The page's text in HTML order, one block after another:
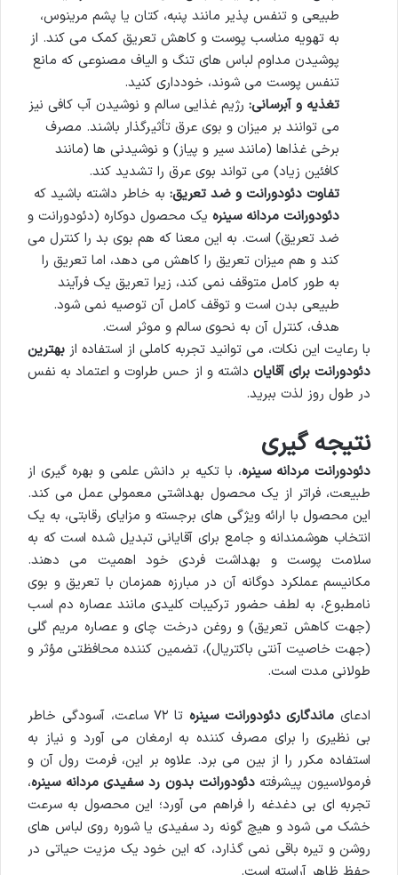
طبیعی و تنفس پذیر مانند پنبه، کتان یا پشم مرینوس،
به تهویه مناسب پوست و کاهش تعریق کمک می کند. از
پوشیدن مداوم لباس های تنگ و الیاف مصنوعی که مانع
تنفس پوست می شوند، خودداری کنید.
تغذیه و آبرسانی: رژیم غذایی سالم و نوشیدن آب کافی نیز
می توانند بر میزان و بوی عرق تأثیرگذار باشند. مصرف
برخی غذاها (مانند سیر و پیاز) و نوشیدنی ها (مانند
کافئین زیاد) می تواند بوی عرق را تشدید کند.
تفاوت دئودورانت و ضد تعریق: به خاطر داشته باشید که
دئودورانت مردانه سینره یک محصول دوکاره (دئودورانت و
ضد تعریق) است. به این معنا که هم بوی بد را کنترل می
کند و هم میزان تعریق را کاهش می دهد، اما تعریق را
به طور کامل متوقف نمی کند، زیرا تعریق یک فرآیند
طبیعی بدن است و توقف کامل آن توصیه نمی شود.
هدف، کنترل آن به نحوی سالم و موثر است.
با رعایت این نکات، می توانید تجربه کاملی از استفاده از بهترین
دئودورانت برای آقایان داشته و از حس طراوت و اعتماد به نفس
در طول روز لذت ببرید.
نتیجه گیری
دئودورانت مردانه سینره، با تکیه بر دانش علمی و بهره گیری از
طبیعت، فراتر از یک محصول بهداشتی معمولی عمل می کند.
این محصول با ارائه ویژگی های برجسته و مزایای رقابتی، به یک
انتخاب هوشمندانه و جامع برای آقایانی تبدیل شده است که به
سلامت پوست و بهداشت فردی خود اهمیت می دهند.
مکانیسم عملکرد دوگانه آن در مبارزه همزمان با تعریق و بوی
نامطبوع، به لطف حضور ترکیبات کلیدی مانند عصاره دم اسب
(جهت کاهش تعریق) و روغن درخت چای و عصاره مریم گلی
(جهت خاصیت آنتی باکتریال)، تضمین کننده محافظتی مؤثر و
طولانی مدت است.
ادعای ماندگاری دئودورانت سینره
تا ۷۲ ساعت، آسودگی خاطر
بی نظیری را برای مصرف کننده به ارمغان می آورد و نیاز به
استفاده مکرر را از بین می برد. علاوه بر این، فرمت رول آن و
فرمولاسیون پیشرفتهدئودورانت بدون رد سفیدی مردانه سینره،
تجربه ای بی دغدغه را فراهم می آورد؛ این محصول به سرعت
خشک می شود و هیچ گونه رد سفیدی یا شوره روی لباس های
روشن و تیره باقی نمی گذارد، که این خود یک مزیت حیاتی در